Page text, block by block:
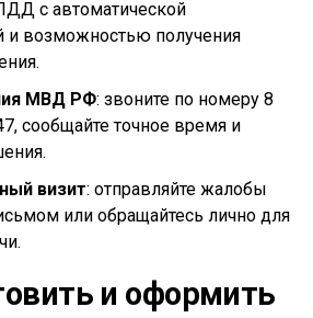
с автоматической
и возможностью получения
МВД РФ: звоните по номеру 8
сообщайте точное время и
визит: отправляйте жалобы
или обращайтесь лично для
и оформить